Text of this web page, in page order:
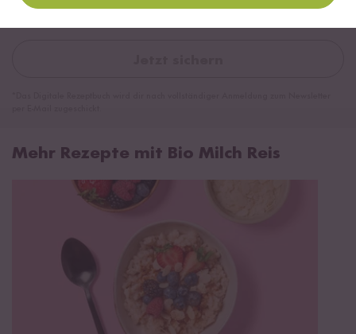
Mehr Rezepte mit Bio Milch Reis